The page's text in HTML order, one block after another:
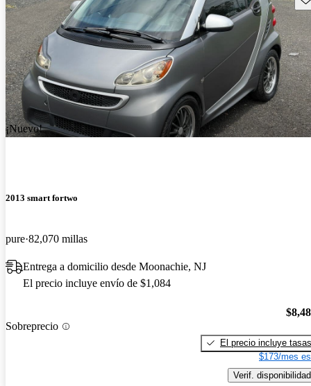
¡Nuevo!
2013 smart fortwo
pure 82,070 millas
Entrega a domicilio desde Moonachie, NJ
El precio incluye envío de $1,084
Sobreprecio
El precio incluye tasas
$173/mes
Verif. disponibilidad